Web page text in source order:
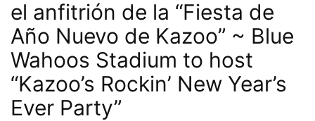
el anfitrión de la “Fiesta de
Año Nuevo de Kazoo” ~ Blue
Wahoos Stadium to host
“Kazoo’s Rockin’ New Year’s
Ever Party”